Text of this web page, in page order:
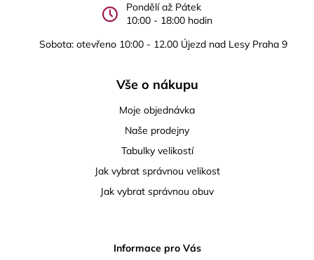
Pondělí až Pátek
10:00 - 18:00 hodin
Sobota: otevřeno 10:00 - 12.00 Újezd nad Lesy Praha 9
Vše o nákupu
Moje objednávka
Naše prodejny
Tabulky velikostí
Jak vybrat správnou velikost
Jak vybrat správnou obuv
Informace pro Vás